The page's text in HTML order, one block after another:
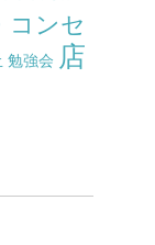
コンセ
勉強会 店